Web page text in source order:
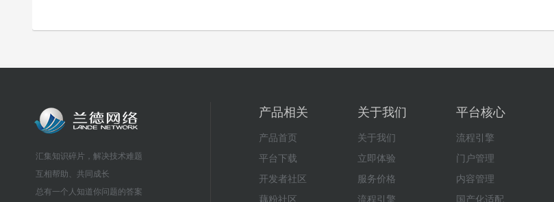
汇集知识碎片，解决技术难题
互相帮助、共同成长
总有一个人知道你问题的答案
产品相关
产品首页
平台下载
开发者社区
藕粉社区
关于我们
关于我们
立即体验
服务价格
流程引擎
平台核心
流程引擎
门户管理
内容管理
国产化适配